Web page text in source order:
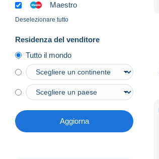
Maestro
Deselezionare tutto
Residenza del venditore
Tutto il mondo
Aggiorna